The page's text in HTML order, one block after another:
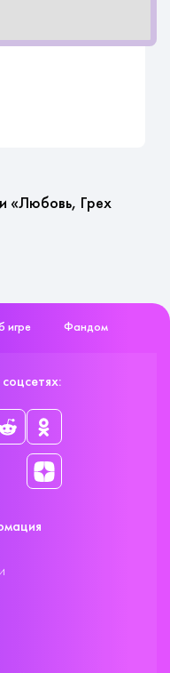
«Любовь, Грех
игре Фандом